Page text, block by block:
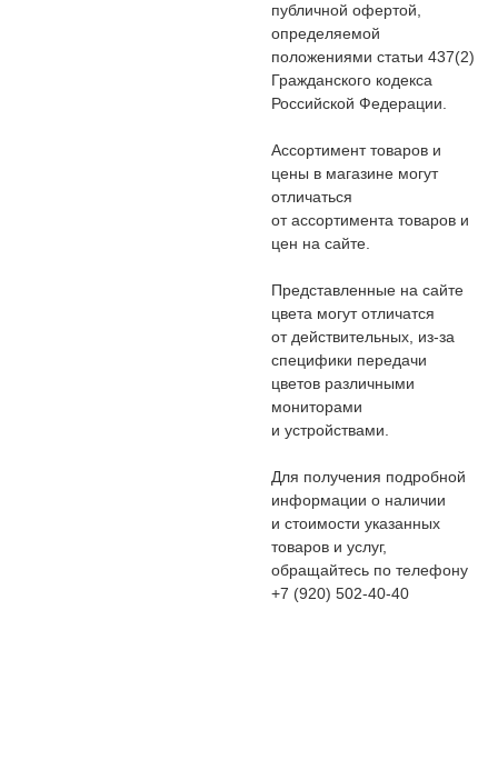
публичной офертой,
определяемой
положениями статьи 437(2)
Гражданского кодекса
Российской Федерации.
Ассортимент товаров и
цены в магазине могут
отличаться
от ассортимента товаров и
цен на сайте.
Представленные на сайте
цвета могут отличатся
от действительных, из-за
специфики передачи
цветов различными
мониторами
и устройствами.
Для получения подробной
информации о наличии
и стоимости указанных
товаров и услуг,
обращайтесь по телефону
+7 (920) 502-40-40